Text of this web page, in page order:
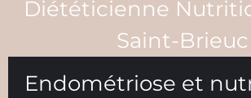
Endométriose et